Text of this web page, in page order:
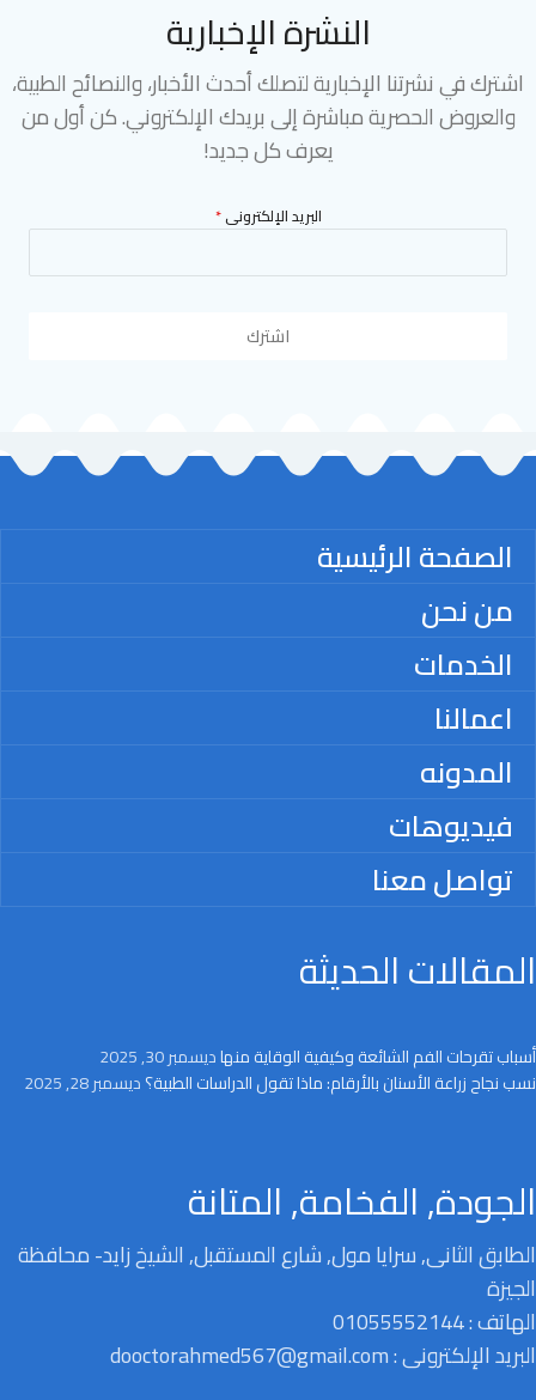
النشرة الإخبارية
اشترك في نشرتنا الإخبارية لتصلك أحدث الأخبار، والنصائح الطبية،
والعروض الحصرية مباشرة إلى بريدك الإلكتروني. كن أول من
يعرف كل جديد!
البريد الإلكترونى*
اشترك
الصفحة الرئيسية
من نحن
الخدمات
اعمالنا
المدونه
فيديوهات
تواصل معنا
المقالات الحديثة
أسباب تقرحات الفم الشائعة وكيفية الوقاية منهاديسمبر 30, 2025
نسب نجاح زراعة الأسنان بالأرقام: ماذا تقول الدراسات الطبية؟ديسمبر 28, 2025
الجودة, الفخامة, المتانة
الطابق الثانى, سرايا مول, شارع المستقبل, الشيخ زايد- محافظة
الجيزة
الهاتف : 01055552144
البريد الإلكترونى : dooctorahmed567@gmail.com